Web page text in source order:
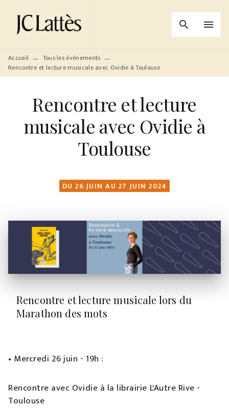
MENU RECHERCHE
PIED DE PAGE
search menu
Accueil — Tous les événements —
Rencontre et lecture musicale avec Ovidie à Toulouse
Rencontre et lecture
musicale avec Ovidie à
Toulouse
DU 26 JUIN AU 27 JUIN 2024
Rencontre et lecture musicale lors du
Marathon des mots
• Mercredi 26 juin - 19h :
Rencontre avec Ovidie à la librairie L'Autre Rive -
Toulouse